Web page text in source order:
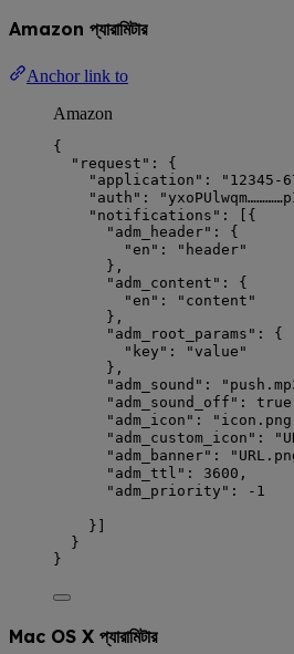
Amazon প্যারামিটার
Anchor link to
Amazon
{
"request" : {
"application" : " 12345-
"auth" : "
"notifications" : [{
"adm_header" :
"en" : " header"
},
"adm_content" :
"en" : " content "
},
"adm_root_params"
"key" : " value "
},
"adm_sound" : "
"adm_sound_off" : true
"adm_icon" : " icon.png
"adm_custom_icon" : "
"adm_banner" : "
"adm_ttl" : 3600
"adm_priority" : -1
}]
}
}
Mac OS X প্যারামিটার